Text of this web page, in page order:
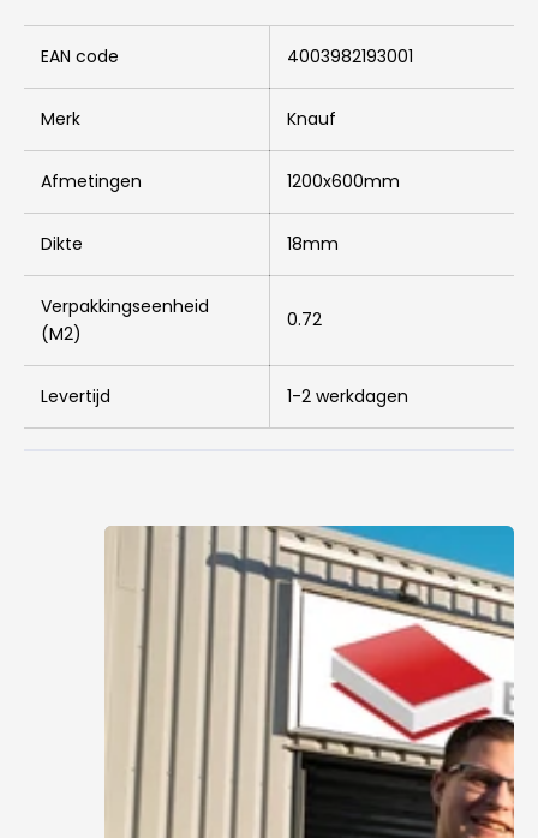
EAN code 4003982193001
Merk Knauf
Afmetingen 1200x600mm
Dikte 18mm
Verpakkingseenheid
(M2)
0.72
Levertijd 1-2 werkdagen